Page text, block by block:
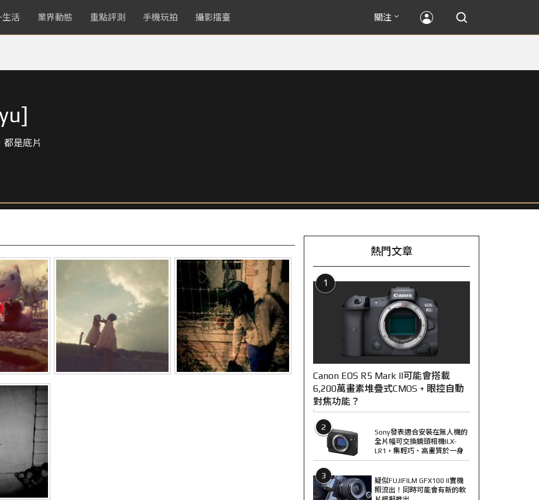
生活 業界動態 重點評測 手機玩拍 攝影擂臺 關注
都是底片
熱門文章
1
Canon EOS R5 Mark II可能會搭載
6,200萬畫素堆疊式CMOS + 眼控自動
對焦功能？
2
Sony發表適合安裝在無人機的
全片幅可交換鏡頭相機ILX-
LR1，集輕巧、高畫質於一身
3
疑似FUJIFILM GFX100 II實機
照流出！同時可能會有新的軟